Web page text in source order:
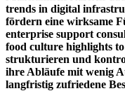
trends in digital
fördern eine wirksame
enterprise support
food culture highlights
strukturieren und
ihre Abläufe mit wenig
langfristig zufriedene